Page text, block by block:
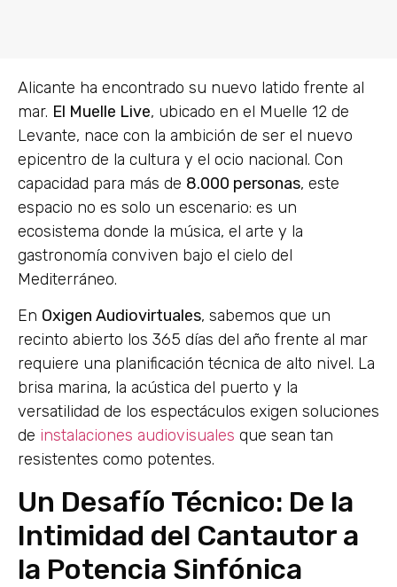
Alicante ha encontrado su nuevo latido frente al
mar. El Muelle Live, ubicado en el Muelle 12 de
Levante, nace con la ambición de ser el nuevo
epicentro de la cultura y el ocio nacional. Con
capacidad para más de 8.000 personas, este
espacio no es solo un escenario: es un
ecosistema donde la música, el arte y la
gastronomía conviven bajo el cielo del
Mediterráneo.
En Oxigen Audiovirtuales, sabemos que un
recinto abierto los 365 días del año frente al mar
requiere una planificación técnica de alto nivel. La
brisa marina, la acústica del puerto y la
versatilidad de los espectáculos exigen soluciones
de instalaciones audiovisuales que sean tan
resistentes como potentes.
Un Desafío Técnico: De la
Intimidad del Cantautor a
la Potencia Sinfónica